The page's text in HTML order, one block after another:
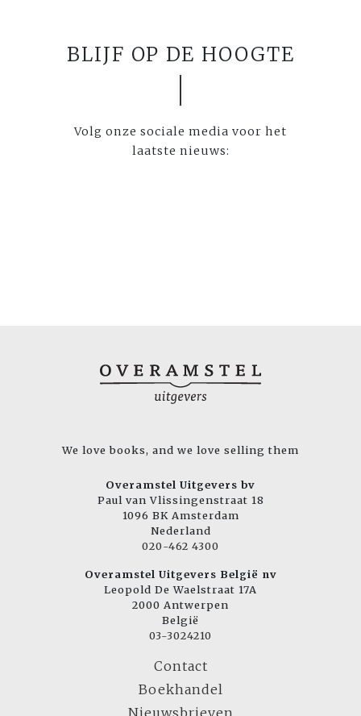
BLIJF OP DE HOOGTE
Volg onze sociale media voor het
laatste nieuws:
We love books, and we love selling them
Overamstel Uitgevers bv
Paul van Vlissingenstraat 18
1096 BK Amsterdam
Nederland
020-462 4300
Overamstel Uitgevers België nv
Leopold De Waelstraat 17A
2000 Antwerpen
België
03-3024210
Contact
Boekhandel
Nieuwsbrieven